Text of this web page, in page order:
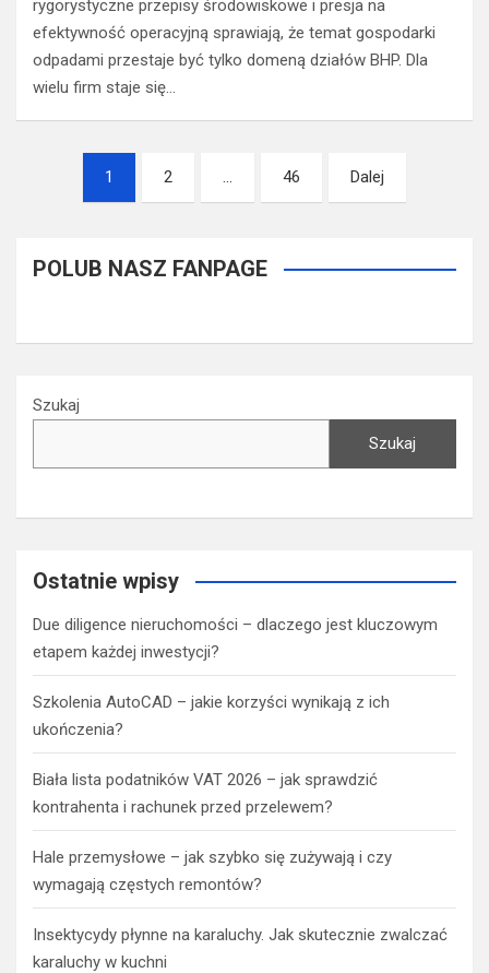
rygorystyczne przepisy środowiskowe i presja na
efektywność operacyjną sprawiają, że temat gospodarki
odpadami przestaje być tylko domeną działów BHP. Dla
wielu firm staje się…
Nawigacja
1 2 … 46 Dalej
POLUB NASZ FANPAGE
Szukaj
Szukaj
Ostatnie wpisy
Due diligence nieruchomości – dlaczego jest kluczowym
etapem każdej inwestycji?
Szkolenia AutoCAD – jakie korzyści wynikają z ich
ukończenia?
Biała lista podatników VAT 2026 – jak sprawdzić
kontrahenta i rachunek przed przelewem?
Hale przemysłowe – jak szybko się zużywają i czy
wymagają częstych remontów?
Insektycydy płynne na karaluchy. Jak skutecznie zwalczać
karaluchy w kuchni